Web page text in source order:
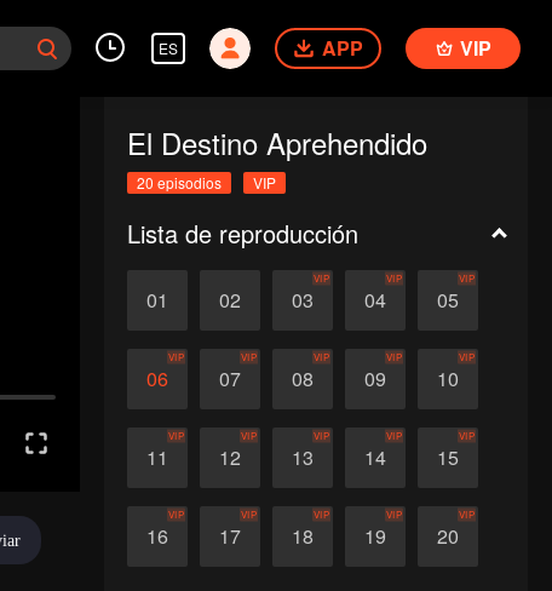
ES APP VIP
El Destino Aprehendido
20 episodios VIP
Lista de reproducción
01 02 03
VIP
04
VIP
05
VIP
06
VIP
07
VIP
08
VIP
09
VIP
10
VIP
11
VIP
12
VIP
13
VIP
14
VIP
15
VIP
16
VIP
17
VIP
18
VIP
19
VIP
20
VIP